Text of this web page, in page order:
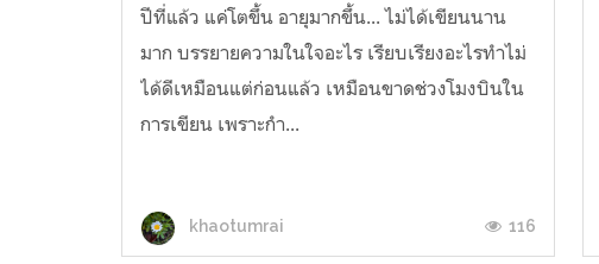
ปีที่แล้ว แค่โตขึ้น อายุมากขึ้น... ไม่ได้เขียนนาน
มาก บรรยายความในใจอะไร เรียบเรียงอะไรทำไม่
ได้ดีเหมือนแต่ก่อนแล้ว เหมือนขาดช่วงโมงบินใน
การเขียน เพราะกำ...
khaotumrai 116